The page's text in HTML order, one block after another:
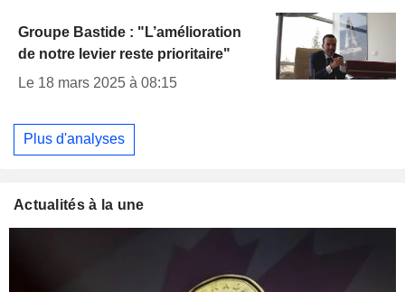
Groupe Bastide : "L’amélioration
de notre levier reste prioritaire"
Le 18 mars 2025 à 08:15
Plus d'analyses
Actualités à la une